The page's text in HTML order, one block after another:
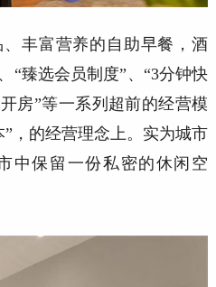
丰富营养的自助早餐，酒
“臻选会员制度”、“3分钟快
房”等一系列超前的经营模
，的经营理念上。实为城市
中保留一份私密的休闲空